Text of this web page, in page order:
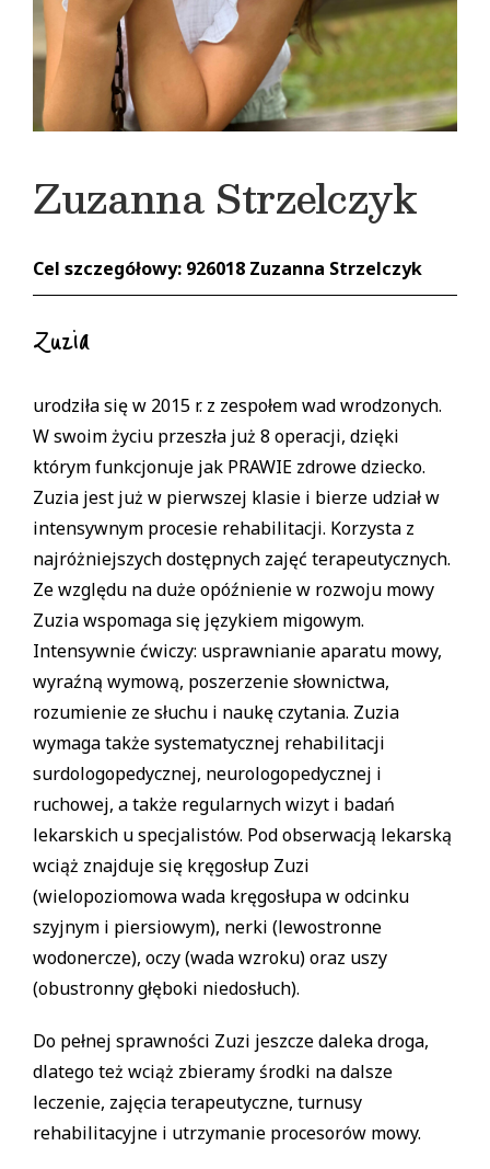
Zuzanna Strzelczyk
Cel szczegółowy: 926018 Zuzanna Strzelczyk
Zuzia
urodziła się w 2015 r. z zespołem wad wrodzonych.
W swoim życiu przeszła już 8 operacji, dzięki
którym funkcjonuje jak PRAWIE zdrowe dziecko.
Zuzia jest już w pierwszej klasie i bierze udział w
intensywnym procesie rehabilitacji. Korzysta z
najróżniejszych dostępnych zajęć terapeutycznych.
Ze względu na duże opóźnienie w rozwoju mowy
Zuzia wspomaga się językiem migowym.
Intensywnie ćwiczy: usprawnianie aparatu mowy,
wyraźną wymową, poszerzenie słownictwa,
rozumienie ze słuchu i naukę czytania. Zuzia
wymaga także systematycznej rehabilitacji
surdologopedycznej, neurologopedycznej i
ruchowej, a także regularnych wizyt i badań
lekarskich u specjalistów. Pod obserwacją lekarską
wciąż znajduje się kręgosłup Zuzi
(wielopoziomowa wada kręgosłupa w odcinku
szyjnym i piersiowym), nerki (lewostronne
wodonercze), oczy (wada wzroku) oraz uszy
(obustronny głęboki niedosłuch).
Do pełnej sprawności Zuzi jeszcze daleka droga,
dlatego też wciąż zbieramy środki na dalsze
leczenie, zajęcia terapeutyczne, turnusy
rehabilitacyjne i utrzymanie procesorów mowy.